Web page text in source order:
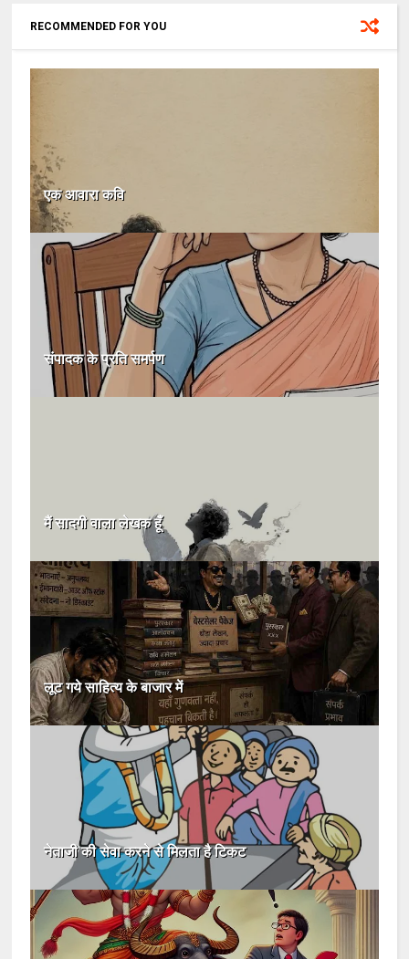
RECOMMENDED FOR YOU
एक आवारा कवि
संपादक के प्रति समर्पण
मैं सादगी वाला लेखक हूँ
लूट गये साहित्य के बाजार में
नेताजी की सेवा करने से मिलता है टिकट